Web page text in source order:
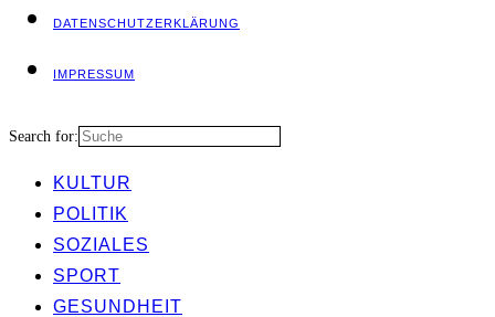
DATEN­SCHUTZ­ER­KLÄ­RUNG
IMPRES­SUM
Search for:
KUL­TUR
POLI­TIK
SOZIA­LES
SPORT
GESUND­HEIT